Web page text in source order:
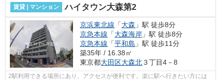
賃貸 | マンション ハイタウン大森第2
京浜東北線 「大森 」駅 徒歩8分
京急本線 「大森海岸 」駅 徒歩8分
京急本線 「平和島 」駅 徒歩11分
築35年 / 16.38㎡
東京都大田区大森北３丁目4－8
2駅利用できる場所にあり、アクセスが便利です。楽に駅へ行きたい方には